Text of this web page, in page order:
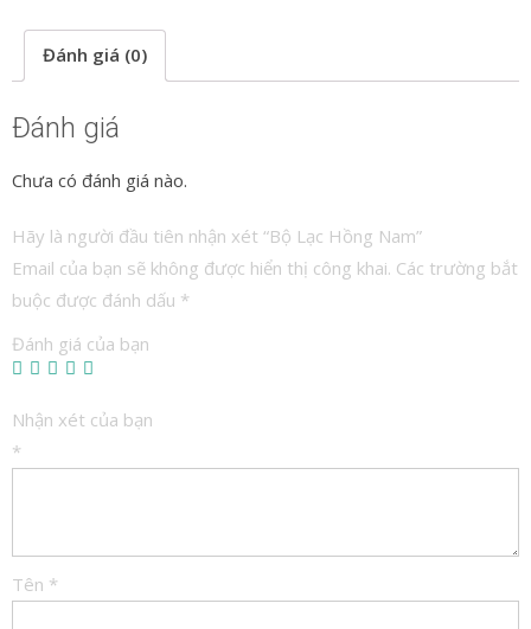
Đánh giá (0)
Đánh giá
Chưa có đánh giá nào.
Hãy là người đầu tiên nhận xét “Bộ Lạc Hồng Nam”
Email của bạn sẽ không được hiển thị công khai. Các trường bắt
buộc được đánh dấu *
Đánh giá của bạn
Nhận xét của bạn
*
Tên *